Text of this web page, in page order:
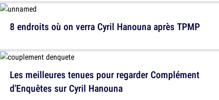
8 endroits où on verra Cyril Hanouna après TPMP
Les meilleures tenues pour regarder Complément
d'Enquêtes sur Cyril Hanouna